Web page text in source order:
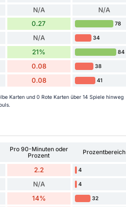
N/A N/A
0.27 78
N/A 34
21% 84
0.08 38
0.08 41
Karten und 0 Rote Karten über 14 Spiele hinweg
Pro 90-Minuten oder
Prozent
Prozentbereich
2.2 4
N/A 4
14% 32